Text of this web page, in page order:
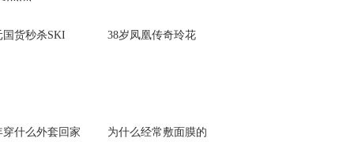
国货秒杀SKI 38岁凤凰传奇玲花
穿什么外套回家 为什么经常敷面膜的